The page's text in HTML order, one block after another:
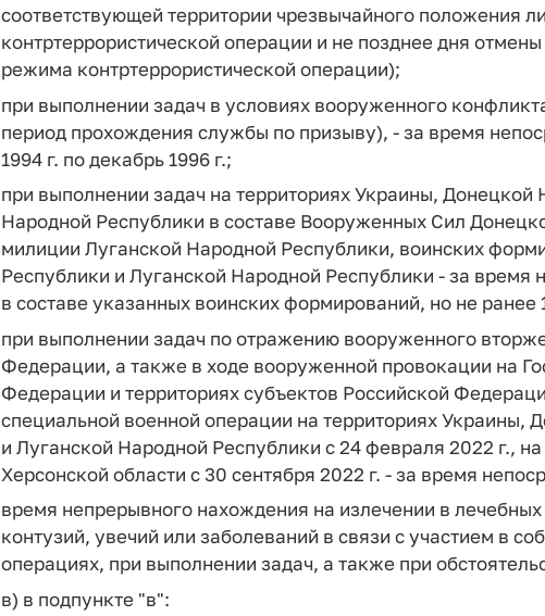
соответствующей территории чрезвычайного положения
контртеррористической операции и не позднее дня
режима контртеррористической операции);
при выполнении задач в условиях вооруженного
период прохождения службы по призыву), - за время
1994 г. по декабрь 1996 г.;
при выполнении задач на территориях Украины,
Народной Республики в составе Вооруженных Сил
милиции Луганской Народной Республики, воинских
Республики и Луганской Народной Республики - за время
в составе указанных воинских формирований, но не ранее
при выполнении задач по отражению вооруженного
Федерации, а также в ходе вооруженной провокации на
Федерации и территориях субъектов Российской
специальной военной операции на территориях Украины,
и Луганской Народной Республики с 24 февраля 2022 г.,
Херсонской области с 30 сентября 2022 г. - за время
время непрерывного нахождения на излечении в
контузий, увечий или заболеваний в связи с участием в
операциях, при выполнении задач, а также при
в) в подпункте "в":